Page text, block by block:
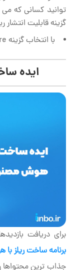
توانید کسانی که می
گزینه قابلیت انتشار
با انتخاب گزینه Share ریلز خود را منتشر کنید.
ایده
برای دریافت
برنامه ساخت ریلز
جذاب ترین محتواها